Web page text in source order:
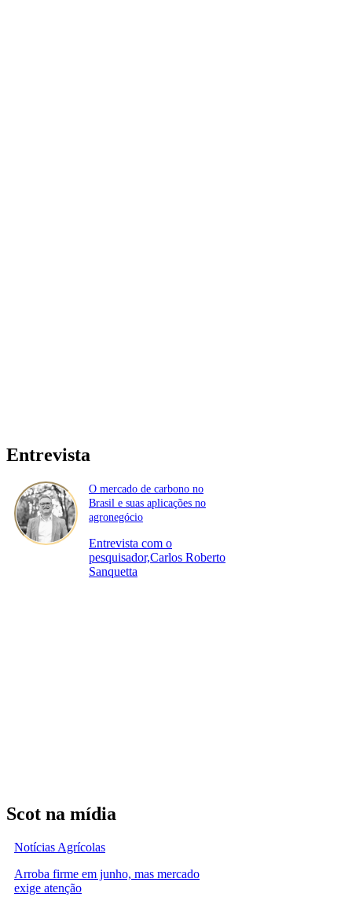
Entrevista
O mercado de carbono no
Brasil e suas aplicações no
agronegócio
Entrevista com o
pesquisador,Carlos Roberto
Sanquetta
Scot na mídia
Notícias Agrícolas
Arroba firme em junho, mas mercado
exige atenção